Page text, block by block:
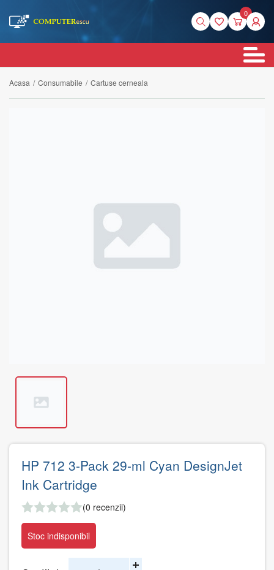
0
Acasa / Consumabile / Cartuse cerneala
HP 712 3-Pack 29-ml Cyan DesignJet
Ink Cartridge
(0 recenzii)
Stoc indisponibil